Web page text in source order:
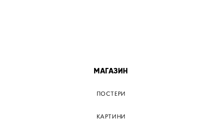
МАГАЗИН
ПОСТЕРИ
КАРТИНИ